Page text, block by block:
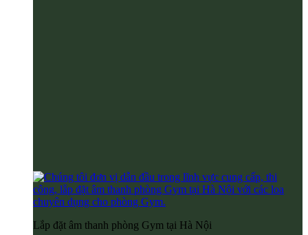
Lắp đặt âm thanh phòng Gym tại Hà Nội